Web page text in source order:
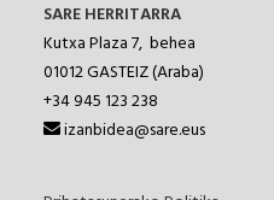
SARE HERRITARRA
Kutxa Plaza 7, behea
01012GASTEIZ (Araba)
+34 945 123 238
izanbidea@sare.eus